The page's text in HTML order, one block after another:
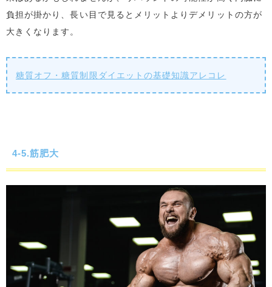
負担が掛かり、長い目で見るとメリットよりデメリットの方が
大きくなります。
糖質オフ・糖質制限ダイエットの基礎知識アレコレ
4-5.筋肥大